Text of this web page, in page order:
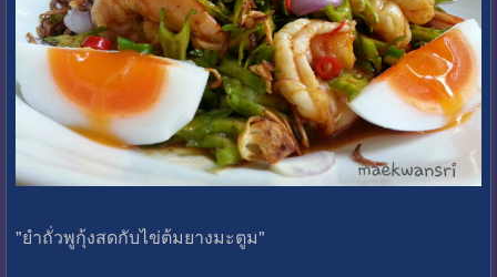
"ยำถั่วพูกุ้งสดกับไข่ต้มยางมะตูม"